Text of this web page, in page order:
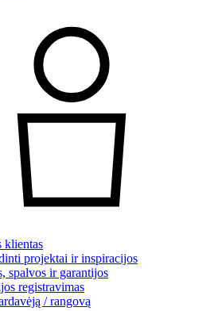
klientas
projektai ir inspiracijos
spalvos ir garantijos
registravimas
/ rangovą